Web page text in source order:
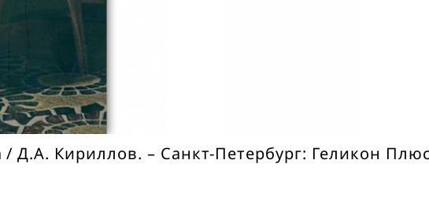
Д.А. Кириллов. – Санкт-Петербург: Геликон